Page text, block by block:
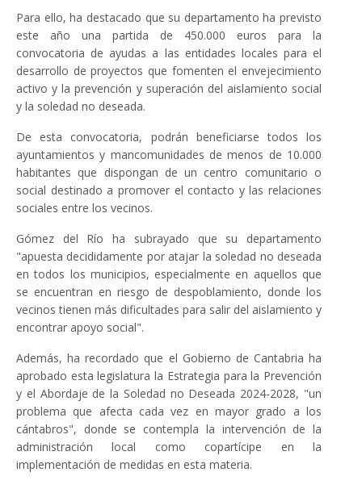
Para ello, ha destacado que su departamento ha previsto
este año una partida de 450.000 euros para la
convocatoria de ayudas a las entidades locales para el
desarrollo de proyectos que fomenten el envejecimiento
activo y la prevención y superación del aislamiento social
y la soledad no deseada.
De esta convocatoria, podrán beneficiarse todos los
ayuntamientos y mancomunidades de menos de 10.000
habitantes que dispongan de un centro comunitario o
social destinado a promover el contacto y las relaciones
sociales entre los vecinos.
Gómez del Río ha subrayado que su departamento
"apuesta decididamente por atajar la soledad no deseada
en todos los municipios, especialmente en aquellos que
se encuentran en riesgo de despoblamiento, donde los
vecinos tienen más dificultades para salir del aislamiento y
encontrar apoyo social".
Además, ha recordado que el Gobierno de Cantabria ha
aprobado esta legislatura la Estrategia para la Prevención
y el Abordaje de la Soledad no Deseada 2024-2028, "un
problema que afecta cada vez en mayor grado a los
cántabros", donde se contempla la intervención de la
administración local como copartícipe en la
implementación de medidas en esta materia.